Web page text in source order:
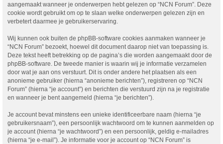
aangemaakt wanneer je onderwerpen hebt gelezen op “NCN Forum”. Deze
cookie wordt gebruikt om op te slaan welke onderwerpen gelezen zijn en
verbetert daarmee je gebruikerservaring.
Wij kunnen ook buiten de phpBB-software cookies aanmaken wanneer je
“NCN Forum” bezoekt, hoewel dit document daarop niet van toepassing is.
Deze tekst heeft betrekking op de pagina’s die worden aangemaakt door de
phpBB-software. De tweede manier is waarin wij je informatie verzamelen
door wat je aan ons verstuurt. Dit is onder andere het plaatsen als een
anonieme gebruiker (hierna “anonieme berichten”), registreren op “NCN
Forum” (hierna “je account”) en berichten die verstuurd zijn na je registratie
en wanneer je bent aangemeld (hierna “je berichten”).
Je account bevat minstens een unieke identificeerbare naam (hierna “je
gebruikersnaam”), een persoonlijk wachtwoord om te kunnen aanmelden op
je account (hierna “je wachtwoord”) en een persoonlijk, geldig e-mailadres
(hierna “je e-mail”). Je informatie voor je account op “NCN Forum” is